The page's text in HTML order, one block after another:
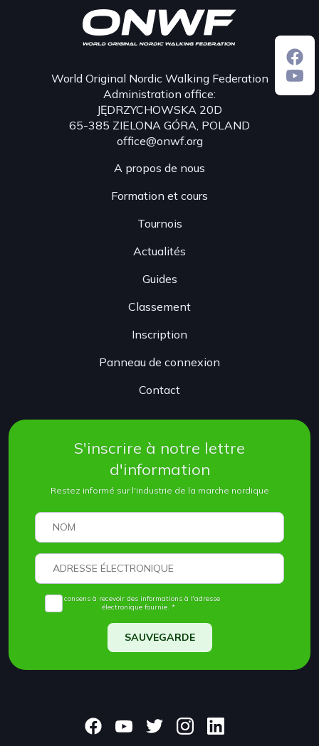
World Original Nordic Walking Federation
Administration office:
JĘDRZYCHOWSKA 20D
65-385 ZIELONA GÓRA, POLAND
office@onwf.org
A propos de nous
Formation et cours
Tournois
Actualités
Guides
Classement
Inscription
Panneau de connexion
Contact
S'inscrire à notre lettre
d'information
Restez informé sur l'industrie de la marche nordique
Je consens à recevoir des informations à l'adresse
électronique fournie. *
SAUVEGARDE